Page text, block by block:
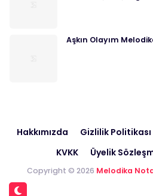
Aşkın Olayım
Hakkımızda Gizlilik Politikası
KVKK
Üyelik
Copyright © 2026 Melodika